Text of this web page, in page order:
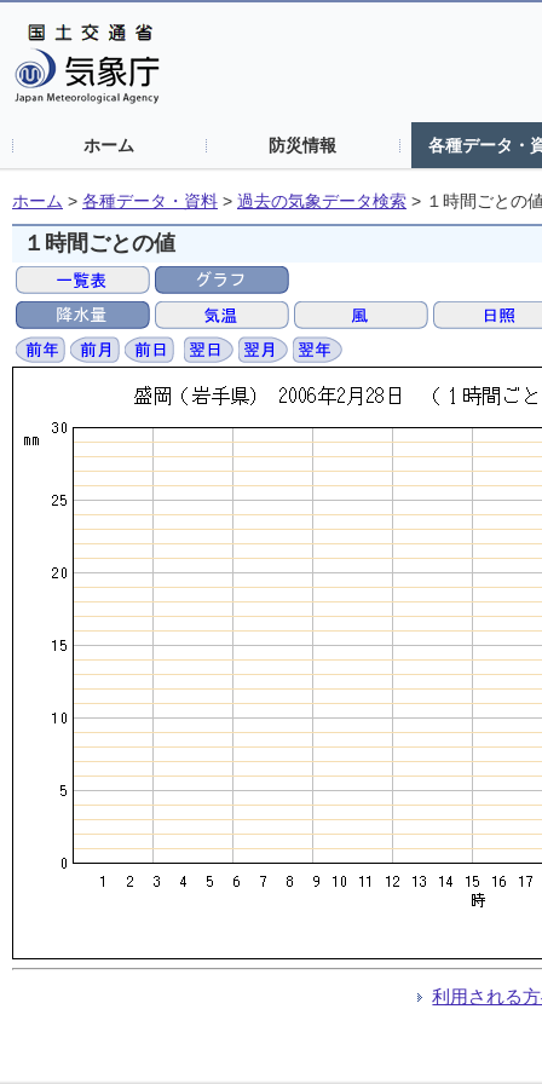
ホーム 防災情報 各種データ・
ホーム > 各種データ・資料 > 過去の気象データ検索 > １時間ごとの
１時間ごとの値
利用される